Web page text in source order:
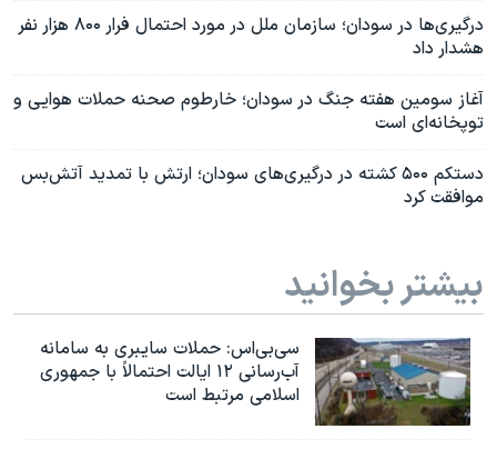
درگیری‌ها در سودان؛ سازمان ملل در مورد احتمال فرار ۸۰۰ هزار نفر
هشدار داد
آغاز سومین هفته جنگ در سودان؛ خارطوم صحنه حملات هوایی و
توپخانه‌ای است
دستکم ۵۰۰ کشته در درگیری‌های سودان؛ ارتش با تمدید آتش‌بس
موافقت کرد
بیشتر بخوانید
سی‌بی‌اس: حملات سایبری به سامانه
آب‌رسانی ۱۲ ایالت احتمالاً با جمهوری
اسلامی مرتبط است